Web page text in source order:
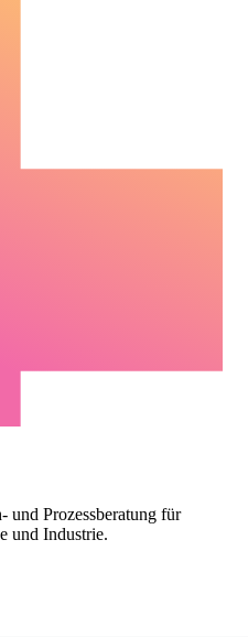
und Prozessberatung für
und Industrie.